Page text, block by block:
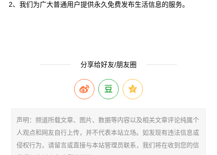
2、我们为广大普通用户提供永久免费发布生活信息的服务。
分享给好友/朋友圈
声明：频道所载文章、图片、数据等内容以及相关文章评论纯属个
人观点和网友自行上传，并不代表本站立场。如发现有违法信息或
侵权行为，请留言或直接与本站管理员联系，我们将在收到您的信